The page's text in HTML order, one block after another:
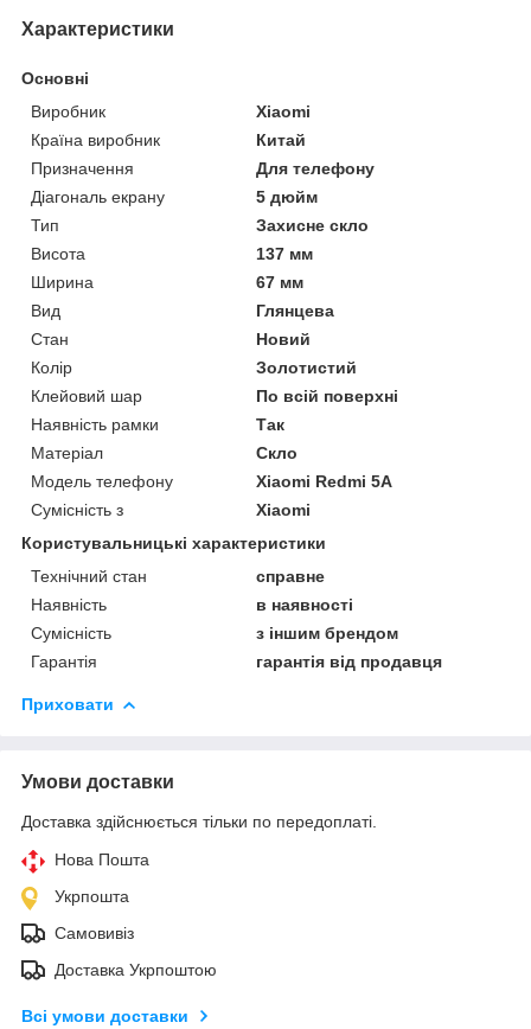
Характеристики
Основні
Виробник
Xiaomi
Країна виробник
Китай
Призначення
Для телефону
Діагональ екрану
5 дюйм
Тип
Захисне скло
Висота
137 мм
Ширина
67 мм
Вид
Глянцева
Стан
Новий
Колір
Золотистий
Клейовий шар
По всій поверхні
Наявність рамки
Так
Матеріал
Скло
Модель телефону
Xiaomi Redmi 5A
Сумісність з
Xiaomi
Користувальницькі характеристики
Технічний стан
справне
Наявність
в наявності
Сумісність
з іншим брендом
Гарантія
гарантія від продавця
Приховати
Умови доставки
Доставка здійснюється тільки по передоплаті.
Нова Пошта
Укрпошта
Самовивіз
Доставка Укрпоштою
Всі умови доставки